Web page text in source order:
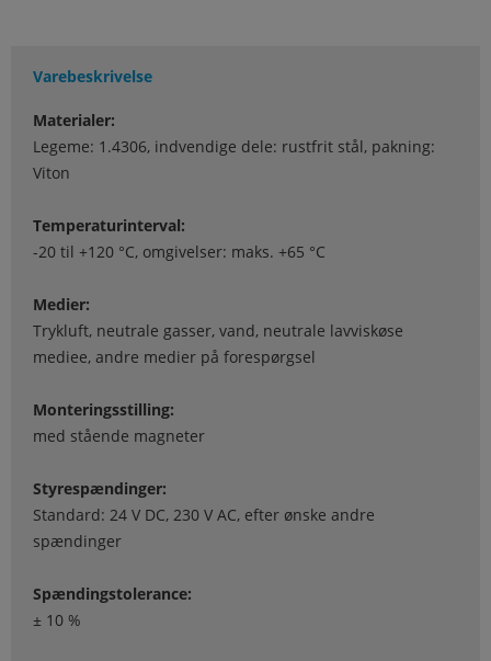
Varebeskrivelse
Materialer:
Legeme: 1.4306, indvendige dele: rustfrit stål, pakning:
Viton
Temperaturinterval:
-20 til +120 °C, omgivelser: maks. +65 °C
Medier:
Trykluft, neutrale gasser, vand, neutrale lavviskøse
mediee, andre medier på forespørgsel
Monteringsstilling:
med stående magneter
Styrespændinger:
Standard: 24 V DC, 230 V AC, efter ønske andre
spændinger
Spændingstolerance:
± 10 %